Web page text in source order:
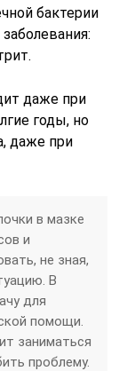
бактерии
даже при
годы, но
даже при
в мазке
и
не зная,
В
для
помощи.
заниматься
проблему.